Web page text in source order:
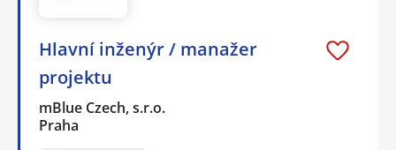
Hlavní inženýr / manažer
projektu
mBlue Czech, s.r.o.
Praha